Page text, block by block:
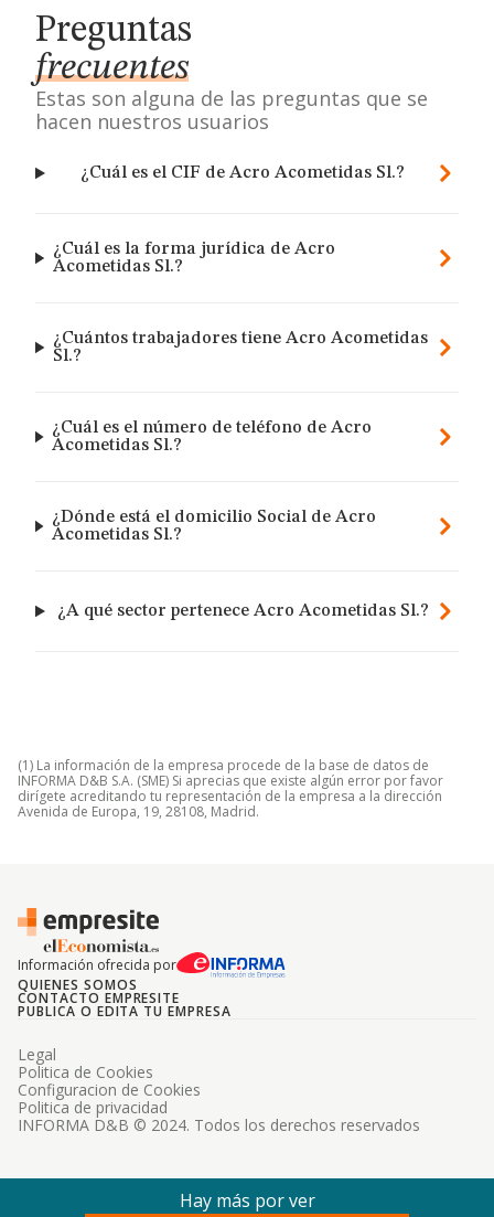
Preguntas
frecuentes
Estas son alguna de las preguntas que se
hacen nuestros usuarios
¿Cuál es el CIF de Acro Acometidas Sl.?
¿Cuál es la forma jurídica de Acro
Acometidas Sl.?
¿Cuántos trabajadores tiene Acro Acometidas
Sl.?
¿Cuál es el número de teléfono de Acro
Acometidas Sl.?
¿Dónde está el domicilio Social de Acro
Acometidas Sl.?
¿A qué sector pertenece Acro Acometidas Sl.?
(1) La información de la empresa procede de la base de datos de
INFORMA D&B S.A. (SME) Si aprecias que existe algún error por favor
dirígete acreditando tu representación de la empresa a la dirección
Avenida de Europa, 19, 28108, Madrid.
Información ofrecida por
QUIENES SOMOS
CONTACTO EMPRESITE
PUBLICA O EDITA TU EMPRESA
INFORMA D&B © 2024. Todos los derechos reservados
Legal
Politica de Cookies
Configuracion de Cookies
Politica de privacidad
Hay más por ver